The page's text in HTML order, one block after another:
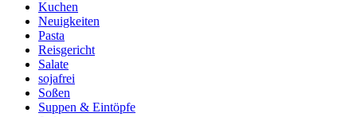
Kuchen
Neuigkeiten
Pasta
Reisgericht
Salate
sojafrei
Soßen
Suppen & Eintöpfe